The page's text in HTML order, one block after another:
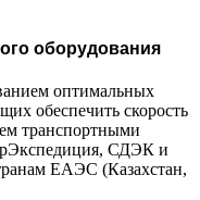
оборудования
оптимальных
обеспечить скорость
транспортными
СДЭК и
ЕАЭС (Казахстан,